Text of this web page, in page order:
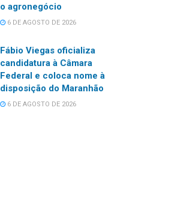
o agronegócio
6 DE AGOSTO DE 2026
Fábio Viegas oficializa
candidatura à Câmara
Federal e coloca nome à
disposição do Maranhão
6 DE AGOSTO DE 2026